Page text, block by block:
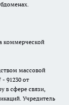
коммерческой
массовой
91230 от
в сфере связи,
Учредитель